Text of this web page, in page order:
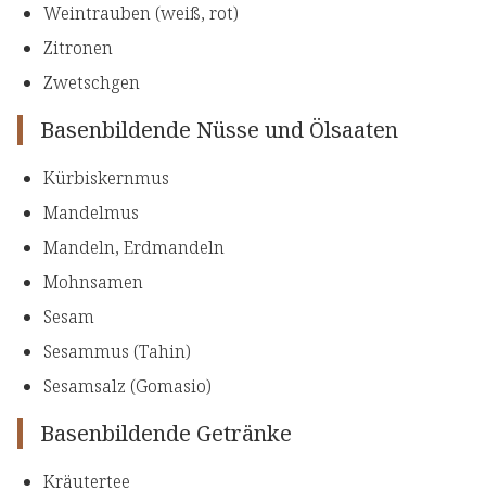
Weintrauben (weiß, rot)
Zitronen
Zwetschgen
Basenbildende Nüsse und Ölsaaten
Kürbiskernmus
Mandelmus
Mandeln, Erdmandeln
Mohnsamen
Sesam
Sesammus (Tahin)
Sesamsalz (Gomasio)
Basenbildende Getränke
Kräutertee